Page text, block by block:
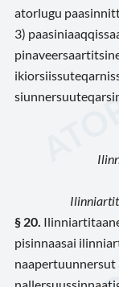
atorlugu
3)
§ 20.
pisinnaasai
naapertuunnersut